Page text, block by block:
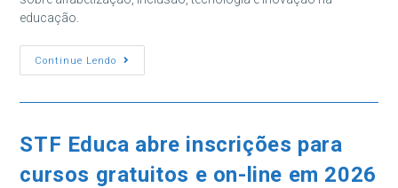
educação.
Continue Lendo
Mostra
Pedagógica
Educacionais
STF Educa abre inscrições para
cursos gratuitos e on-line em 2026